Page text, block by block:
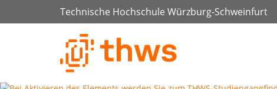
Technische Hochschule Würzburg-Schweinfurt